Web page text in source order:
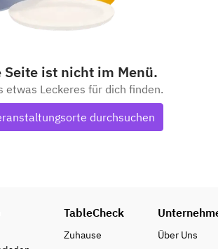
Seite ist nicht im Menü.
etwas Leckeres für dich finden.
durchsuchen
TableCheck
Zuhause
Über Uns